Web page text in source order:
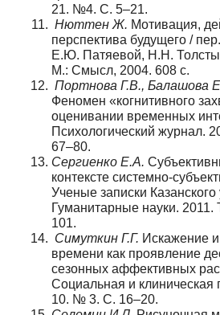
21. №4. С. 5–21.
Нюттен Ж. Мотивация,
перспектива будущего /
Е.Ю. Патяевой, Н.Н.
М.: Смысл, 2004. 608 с.
Портнова Г.В., Балашова
Феномен «когнитивного
оценивании временных
Психологический журнал.
67–80.
Сергиенко Е.А.
контексте системно-
Ученые записки
Гуманитарные науки. 2011.
101.
Симуткин Г.Г. Искажение
времени как проявление
сезонных аффективных
Социальная и клиническая
10. № 3. С. 16–20.